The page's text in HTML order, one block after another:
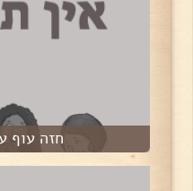
חזה עוף